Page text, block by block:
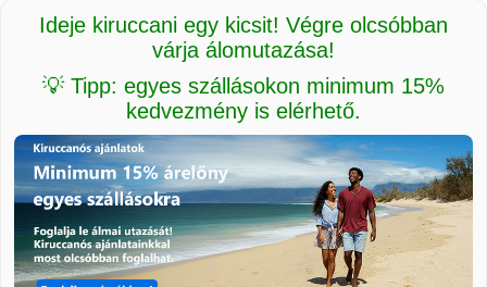
Ideje kiruccani egy kicsit! Végre olcsóbban
várja álomutazása!
💡 Tipp: egyes szállásokon minimum 15%
kedvezmény is elérhető.